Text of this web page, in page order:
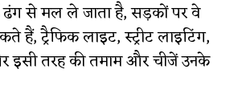
से मल ले जाता है, सड़कों पर वे
हैं, ट्रैफिक लाइट, स्ट्रीट लाइटिंग,
इसी तरह की तमाम और चीजें उनके